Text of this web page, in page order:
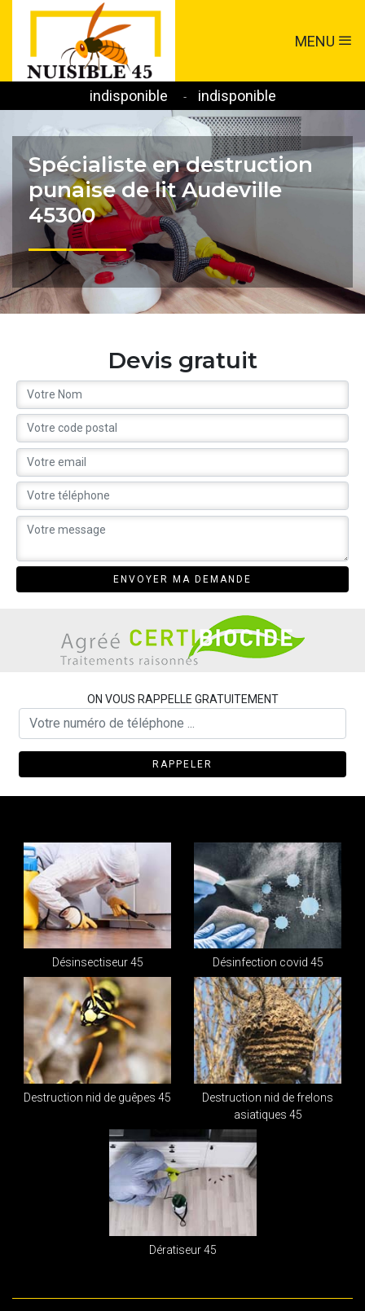
MENU
indisponible - indisponible
Spécialiste en destruction
punaise de lit Audeville
45300
Devis gratuit
ON VOUS RAPPELLE GRATUITEMENT
Désinsectiseur 45 Désinfection covid 45
Destruction nid de guêpes 45
Destruction nid de frelons
asiatiques 45
Dératiseur 45